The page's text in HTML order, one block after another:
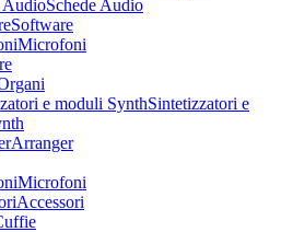
Schede Audio
Software
Microfoni
Sintetizzatori e
Arranger
Microfoni
Accessori